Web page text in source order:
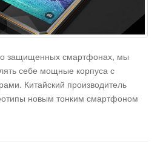
о защищенных смартфонах, мы
себе мощные корпуса с
Китайский производитель
новым тонким смартфоном